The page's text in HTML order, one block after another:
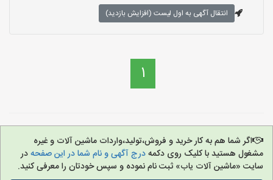
انتقال آگهی به اول لیست (افزایش بازدید)
1
اگر شما هم به کار خرید و فروش،تولید،واردات ماشین آلات و غیره
مشغول هستید با کلیک روی دکمهدرج آگهی و نام شما در این صفحهدر
سایت «ماشین آلات یاب» ثبت نام نموده و سپس خودتان را معرفی کنید.